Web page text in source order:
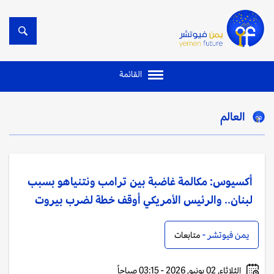
القائمة
العالم
أكسيوس: مكالمة غاضبة بين ترامب ونتنياهو بسبب
لبنان.. والرئيس الأمريكي أوقف خطة لضرب بيروت
يمن فيوتشر - متابعات
الثلاثاء, 02 يونيو, 2026 - 03:15 صباحاً